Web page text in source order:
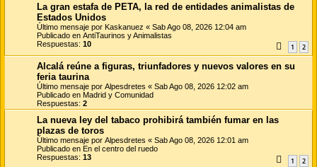
La gran estafa de PETA, la red de entidades animalistas de
Estados Unidos
Último mensaje por Kaskanuez « Sab Ago 08, 2026 12:04 am
Publicado en AntiTaurinos y Animalistas
Respuestas: 10 1 2
Alcalá reúne a figuras, triunfadores y nuevos valores en su
feria taurina
Último mensaje por Alpesdretes « Sab Ago 08, 2026 12:02 am
Publicado en Madrid y Comunidad
Respuestas: 2
La nueva ley del tabaco prohibirá también fumar en las
plazas de toros
Último mensaje por Alpesdretes « Sab Ago 08, 2026 12:01 am
Publicado en En el centro del ruedo
Respuestas: 13 1 2